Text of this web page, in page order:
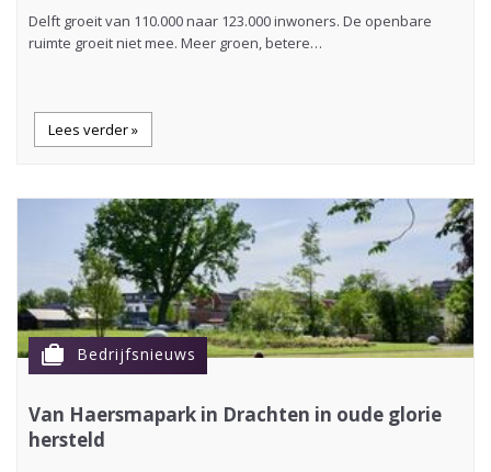
Delft groeit van 110.000 naar 123.000 inwoners. De openbare
ruimte groeit niet mee. Meer groen, betere…
Lees verder »
cases Bedrijfsnieuws
Van Haersmapark in Drachten in oude glorie
hersteld